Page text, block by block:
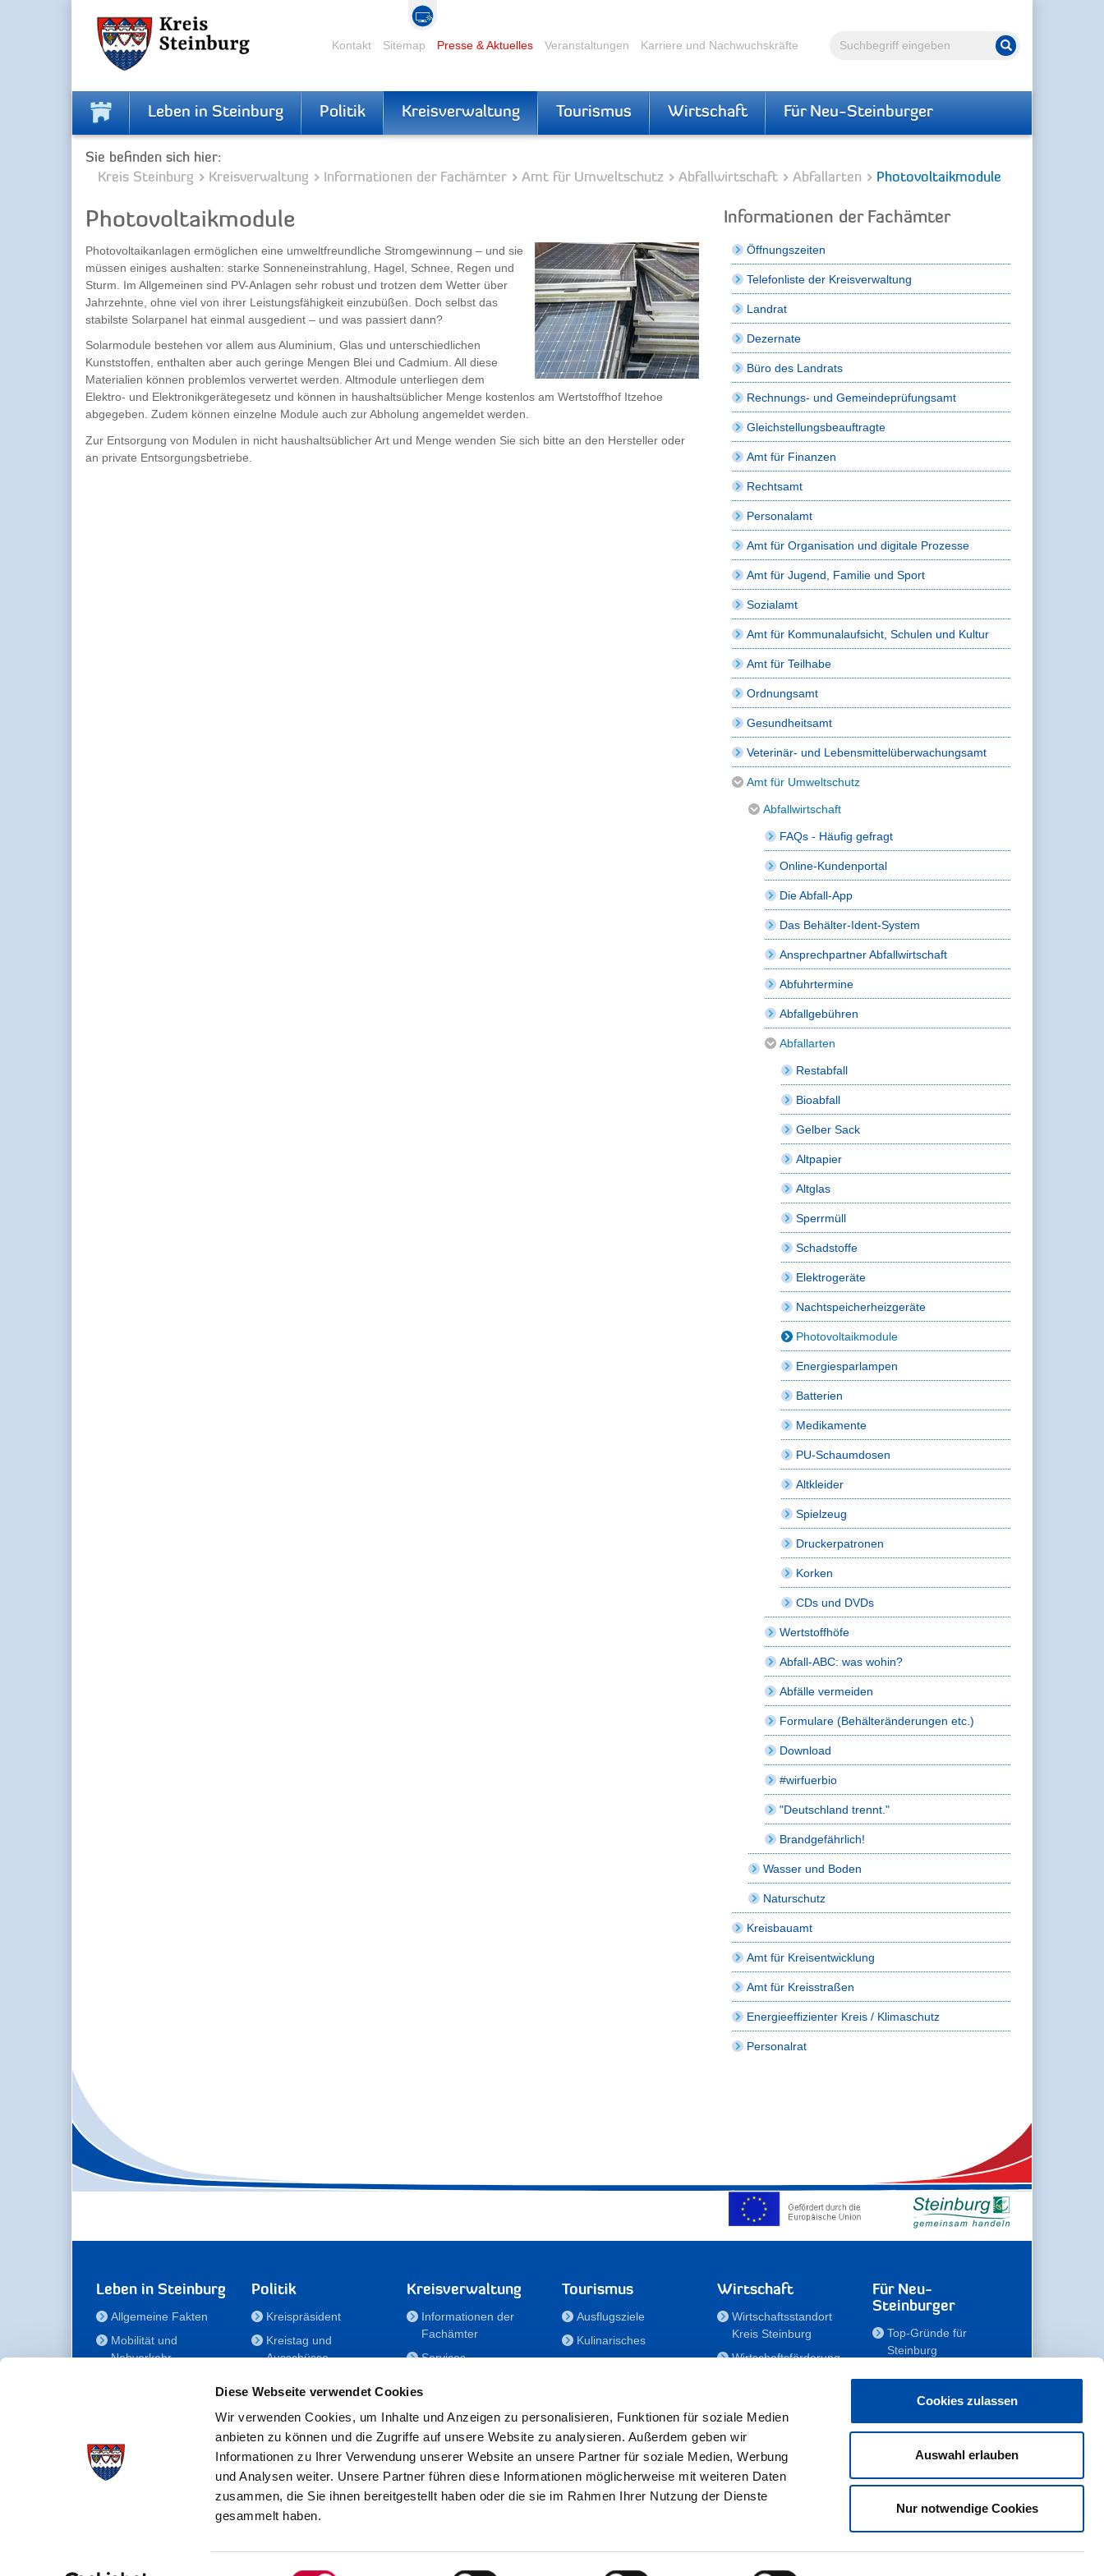
Diese Webseite verwendet Cookies
Wir verwenden Cookies, um Inhalte und Anzeigen zu personalisieren, Funktionen für soziale Medien
anbieten zu können und die Zugriffe auf unsere Website zu analysieren. Außerdem geben wir
Informationen zu Ihrer Verwendung unserer Website an unsere Partner für soziale Medien, Werbung
und Analysen weiter. Unsere Partner führen diese Informationen möglicherweise mit weiteren Daten
zusammen, die Sie ihnen bereitgestellt haben oder die sie im Rahmen Ihrer Nutzung der Dienste
gesammelt haben.
Einwilligungsauswahl
Cookies zulassen
Auswahl erlauben
Nur notwendige Cookies
Volltextsuche Suche starten
Kontakt Sitemap Presse & Aktuelles Veranstaltungen Karriere und Nachwuchskräfte
Leben in Steinburg Politik Kreisverwaltung Tourismus Wirtschaft Für Neu-Steinburger
Sie befinden sich hier:
Kreis Steinburg
Kreisverwaltung Informationen der Fachämter Amt für Umweltschutz Abfallwirtschaft Abfallarten Photovoltaikmodule
Photovoltaikmodule
Photovoltaikanlagen ermöglichen eine umweltfreundliche Stromgewinnung – und sie
müssen einiges aushalten: starke Sonneneinstrahlung, Hagel, Schnee, Regen und
Sturm. Im Allgemeinen sind PV-Anlagen sehr robust und trotzen dem Wetter über
Jahrzehnte, ohne viel von ihrer Leistungsfähigkeit einzubüßen. Doch selbst das
stabilste Solarpanel hat einmal ausgedient – und was passiert dann?
Solarmodule bestehen vor allem aus Aluminium, Glas und unterschiedlichen
Kunststoffen, enthalten aber auch geringe Mengen Blei und Cadmium. All diese
Materialien können problemlos verwertet werden. Altmodule unterliegen dem
Elektro- und Elektronikgerätegesetz und können in haushaltsüblicher Menge kostenlos am Wertstoffhof Itzehoe
abgegeben. Zudem können einzelne Module auch zur Abholung angemeldet werden.
Zur Entsorgung von Modulen in nicht haushaltsüblicher Art und Menge wenden Sie sich bitte an den Hersteller oder
an private Entsorgungsbetriebe.
Informationen der Fachämter
Öffnungszeiten
Telefonliste der Kreisverwaltung
Landrat
Dezernate
Büro des Landrats
Rechnungs- und Gemeindeprüfungsamt
Gleichstellungsbeauftragte
Amt für Finanzen
Rechtsamt
Personalamt
Amt für Organisation und digitale Prozesse
Amt für Jugend, Familie und Sport
Sozialamt
Amt für Kommunalaufsicht, Schulen und Kultur
Amt für Teilhabe
Ordnungsamt
Gesundheitsamt
Veterinär- und Lebensmittelüberwachungsamt
Amt für Umweltschutz
Abfallwirtschaft
FAQs - Häufig gefragt
Online-Kundenportal
Die Abfall-App
Das Behälter-Ident-System
Ansprechpartner Abfallwirtschaft
Abfuhrtermine
Abfallgebühren
Abfallarten
Restabfall
Bioabfall
Gelber Sack
Altpapier
Altglas
Sperrmüll
Schadstoffe
Elektrogeräte
Nachtspeicherheizgeräte
Photovoltaikmodule
Energiesparlampen
Batterien
Medikamente
PU-Schaumdosen
Altkleider
Spielzeug
Druckerpatronen
Korken
CDs und DVDs
Wertstoffhöfe
Abfall-ABC: was wohin?
Abfälle vermeiden
Formulare (Behälteränderungen etc.)
Download
#wirfuerbio
"Deutschland trennt."
Brandgefährlich!
Wasser und Boden
Naturschutz
Kreisbauamt
Amt für Kreisentwicklung
Amt für Kreisstraßen
Energieeffizienter Kreis / Klimaschutz
Personalrat
Leben in Steinburg
Allgemeine Fakten
Mobilität und
Nahverkehr
Gesundheit
Bildung
Politik
Kreispräsident
Kreistag und
Ausschüsse
für Menschen mit
Behinderung
Der
Kreisseniorenbeirat
Förderstiftung
Fördergesellschaft/Sportförderung
Kreisverwaltung
Informationen der
Fachämter
Services
Nachwuchskräfte
Notdienste
Bekanntmachungen
Formulare/Downloads
RSS-Feeds
Tourismus
Ausflugsziele
Kulinarisches
Veranstaltungen
Wirtschaft
Wirtschaftsstandort
Kreis Steinburg
Wirtschaftsförderung
Zahlen, Daten,
Fakten
Gewerbeflächen
Für Neu-
Steinburger
Top-Gründe für
Steinburg
Meine Immobilie
Erholen